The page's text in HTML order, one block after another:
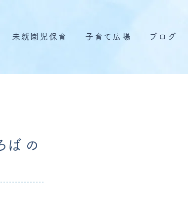
未就園児保育 子育て広場 ブログ
ば の